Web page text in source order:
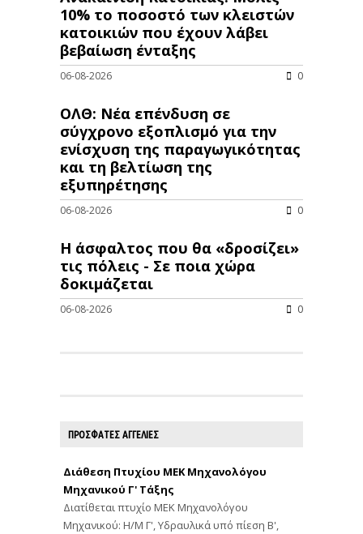
10% το ποσοστό των κλειστών
κατοικιών που έχουν λάβει
βεβαίωση ένταξης
06-08-2026 0
ΟΛΘ: Νέα επένδυση σε
σύγχρονο εξοπλισμό για την
ενίσχυση της παραγωγικότητας
και τη βελτίωση της
εξυπηρέτησης
06-08-2026 0
Η άσφαλτος που θα «δροσίζει»
τις πόλεις - Σε ποια χώρα
δοκιμάζεται
06-08-2026 0
ΠΡΟΣΦΑΤΕΣ ΑΓΓΕΛΙΕΣ
Διάθεση Πτυχίου ΜΕΚ Μηχανολόγου
Μηχανικού Γ' Τάξης
Διατίθεται πτυχίο ΜΕΚ Μηχανολόγου
Μηχανικού: Η/Μ Γ', Υδραυλικά υπό πίεση Β',